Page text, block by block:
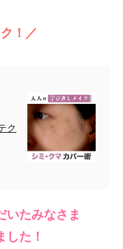
！／
ク
いたみなさま
た！